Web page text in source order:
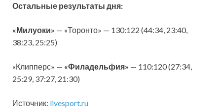
Остальные результаты дня:
«Милуоки» — «Торонто» — 130:122 (44:34, 23:40,
38:23, 25:25)
«Клипперс» — «Филадельфия» — 110:120 (27:34,
25:29, 37:27, 21:30)
Источник: livesport.ru